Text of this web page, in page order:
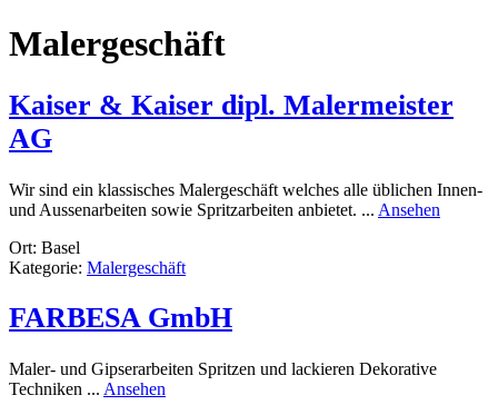
Malergeschäft
Kaiser & Kaiser dipl. Malermeister
AG
Wir sind ein klassisches Malergeschäft welches alle üblichen Innen-
und Aussenarbeiten sowie Spritzarbeiten anbietet. ... Ansehen
Ort: Basel
Kategorie: Malergeschäft
FARBESA GmbH
Maler- und Gipserarbeiten Spritzen und lackieren Dekorative
Techniken ... Ansehen